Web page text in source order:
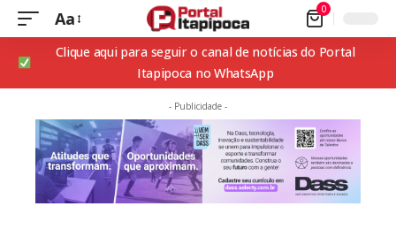
Aa 0
Clique aqui para seguir o canal de notícias do Portal
Itapipoca no WhatsApp
- Publicidade -